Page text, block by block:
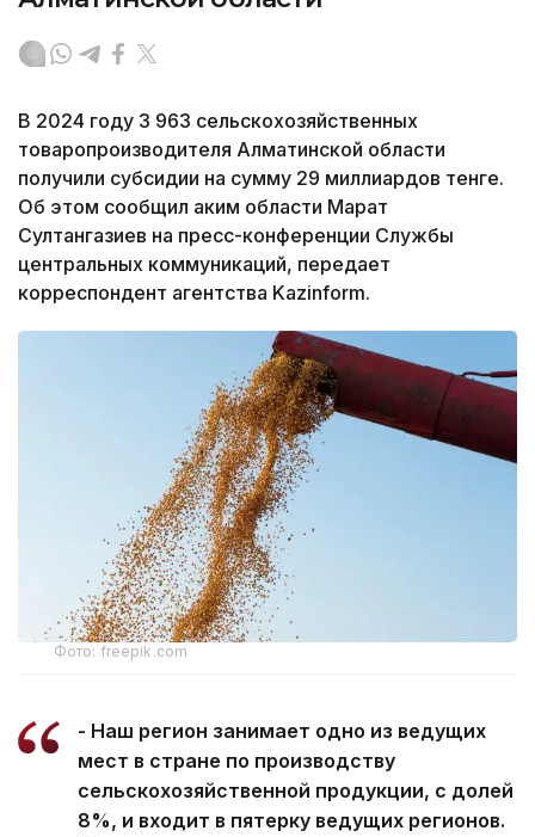
В 2024 году 3 963 сельскохозяйственных
товаропроизводителя Алматинской области
получили субсидии на сумму 29 миллиардов тенге.
Об этом сообщил аким области Марат
Султангазиев на пресс-конференции Службы
центральных коммуникаций, передает
корреспондент агентства Kazinform.
Фото: freepik.com
- Наш регион занимает одно из ведущих
мест в стране по производству
сельскохозяйственной продукции, с долей
8%, и входит в пятерку ведущих регионов.